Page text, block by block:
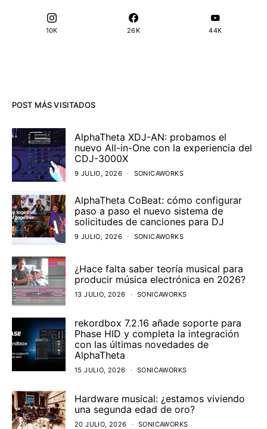
10K 26K 44K
POST MÁS VISITADOS
AlphaTheta XDJ-AN: probamos el
nuevo All-in-One con la experiencia del
CDJ-3000X
9 JULIO, 2026 SONICAWORKS
AlphaTheta CoBeat: cómo configurar
paso a paso el nuevo sistema de
solicitudes de canciones para DJ
9 JULIO, 2026 SONICAWORKS
¿Hace falta saber teoría musical para
producir música electrónica en 2026?
13 JULIO, 2026 SONICAWORKS
rekordbox 7.2.16 añade soporte para
Phase HID y completa la integración
con las últimas novedades de
AlphaTheta
15 JULIO, 2026 SONICAWORKS
Hardware musical: ¿estamos viviendo
una segunda edad de oro?
20 JULIO, 2026 SONICAWORKS